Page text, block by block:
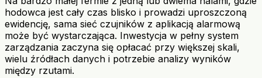
hodowca jest cały czas blisko i prowadzi uproszczoną
ewidencję, sama sieć czujników z aplikacją alarmową
może być wystarczająca. Inwestycja w pełny system
zarządzania zaczyna się opłacać przy większej skali,
wielu źródłach danych i potrzebie analizy wyników
między rzutami.